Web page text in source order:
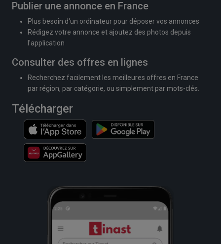
Publier une annonce en France
Plus besoin d'un ordinateur pour déposer vos annonces
Rédigez votre annonce et ajoutez des photos depuis
l'application
Consulter des offres en lignes
Recherchez facilement les meilleures offres en France
par région, par catégorie, ou simplement par mots-clés.
Télécharger